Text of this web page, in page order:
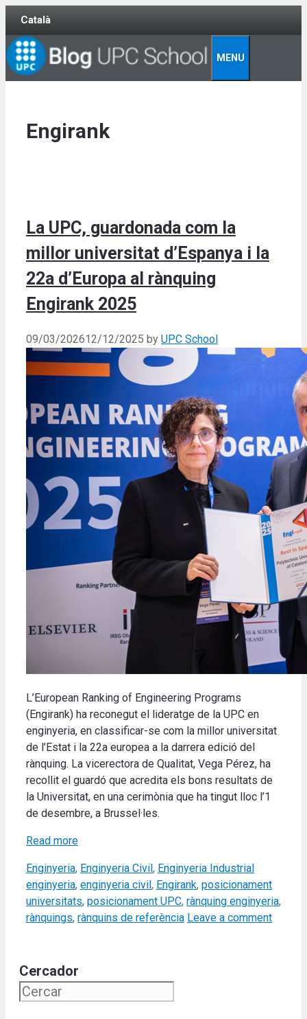
Skip
content
Català
MENU
Engirank
La UPC, guardonada com la
millor universitat d’Espanya i la
22a d’Europa al rànquing
Engirank 2025
09/03/202612/12/2025 by UPC School
L’European Ranking of Engineering Programs
(Engirank) ha reconegut el lideratge de la UPC en
enginyeria, en classificar-se com la millor universitat
de l’Estat i la 22a europea a la darrera edició del
rànquing. La vicerectora de Qualitat, Vega Pérez, ha
recollit el guardó que acredita els bons resultats de
la Universitat, en una cerimònia que ha tingut lloc l’1
de desembre, a Brussel·les.
Read more
Categories
Enginyeria, Enginyeria Civil , Enginyeria IndustrialTags
enginyeria, enginyeria civil , Engirank, posicionament
universitats, posicionament UPC, rànquing enginyeria,
rànquings, rànquins de referència Leave a comment
Cercador